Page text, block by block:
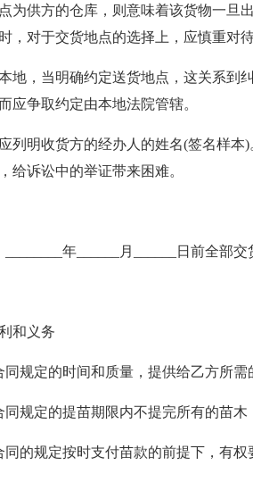
为供方的仓库，则意味着该货物一旦
，对于交货地点的选择上，应慎重对待
地，当明确约定送货地点，这关系到
应争取约定由本地法院管辖。
列明收货方的经办人的姓名(签名样
给诉讼中的举证带来困难。
年______月______日前全部交
和义务
同规定的时间和质量，提供给乙方所需
同规定的提苗期限内不提完所有的苗木
同的规定按时支付苗款的前提下，有